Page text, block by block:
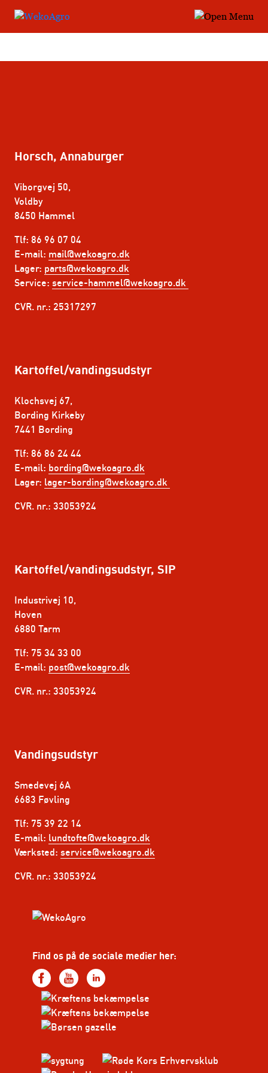
Simon Kristensen
Horsch, Annaburger
Viborgvej 50,
Voldby
8450 Hammel
Tlf: 86 96 07 04
E-mail: mail@wekoagro.dk
Lager: parts@wekoagro.dk
Service: service-hammel@wekoagro.dk
CVR. nr.: 25317297
Kartoffel/vandingsudstyr
Klochsvej 67,
Bording Kirkeby
7441 Bording
Tlf: 86 86 24 44
E-mail: bording@wekoagro.dk
Lager: lager-bording@wekoagro.dk
CVR. nr.: 33053924
Kartoffel/vandingsudstyr, SIP
Industrivej 10,
Hoven
6880 Tarm
Tlf: 75 34 33 00
E-mail: post@wekoagro.dk
CVR. nr.: 33053924
Vandingsudstyr
Smedevej 6A
6683 Føvling
Tlf: 75 39 22 14
E-mail: lundtofte@wekoagro.dk
Værksted: service@wekoagro.dk
CVR. nr.: 33053924
Find os på de sociale medier her: